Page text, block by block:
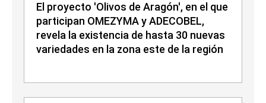
El proyecto 'Olivos de Aragón', en el que
participan OMEZYMA y ADECOBEL,
revela la existencia de hasta 30 nuevas
variedades en la zona este de la región